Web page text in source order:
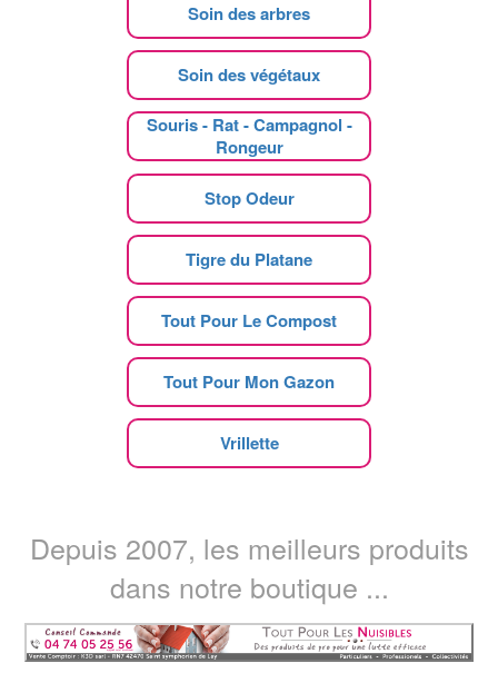
Soin des arbres
Soin des végétaux
Souris - Rat - Campagnol -
Rongeur
Stop Odeur
Tigre du Platane
Tout Pour Le Compost
Tout Pour Mon Gazon
Vrillette
Depuis 2007, les meilleurs produits
dans notre boutique ...